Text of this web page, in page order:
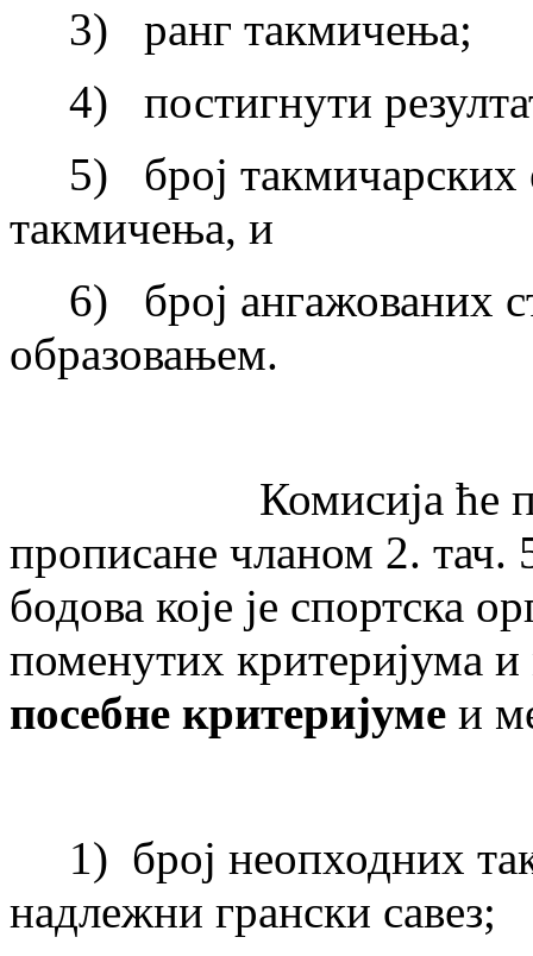
3) ранг такмичења;
4) постигнути
5) број такмичарских
такмичења, и
6) број ангажованих
образовањем.
Комисија ће
прописане чланом 2.
бодова које је спортска
поменутих критеријума
посебне критеријуме и
1) број неопходних
надлежни грански савез;